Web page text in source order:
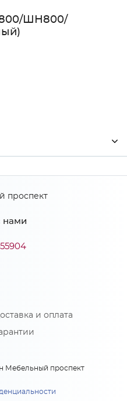
ШН800/
нами
и оплата
Мебельный проспект